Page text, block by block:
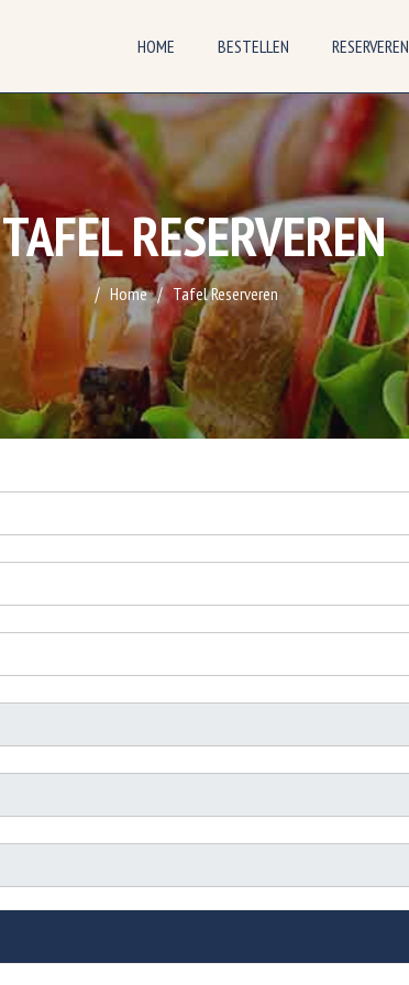
HOME BESTELLEN RESERVEREN
TAFEL RESERVEREN
Home Tafel Reserveren